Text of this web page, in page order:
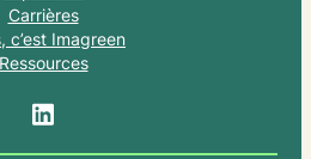
Carrières
c’est Imagreen
Ressources